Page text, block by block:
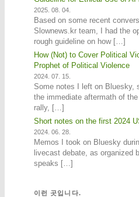
2025. 08. 04.
Based on some recent
Slownews.kr team, I had the
rough guideline on how […]
How (Not) to Cover Political
Prophet of Political Violence
2024. 07. 15.
Some notes I left on Bluesky,
the immediate aftermath of
rally, […]
Short notes on the first 2024
2024. 06. 28.
Memos I took on Bluesky
livecast debate, as organized
speaks […]
이런 곳입니다.